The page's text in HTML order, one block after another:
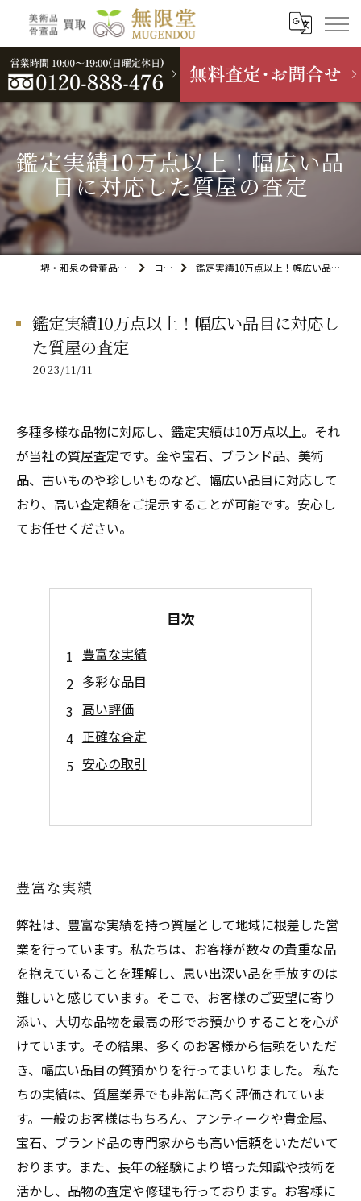
鑑定実績10万点以上！幅広い品
目に対応した質屋の査定
堺・和泉の骨董品買取なら無限堂 コラム 鑑定実績10万点以上！幅広い品目に対応した質屋の査定
鑑定実績10万点以上！幅広い品目に対応し
た質屋の査定
2023/11/11
多種多様な品物に対応し、鑑定実績は10万点以上。それ
が当社の質屋査定です。金や宝石、ブランド品、美術
品、古いものや珍しいものなど、幅広い品目に対応して
おり、高い査定額をご提示することが可能です。安心し
てお任せください。
目次
豊富な実績
多彩な品目
高い評価
正確な査定
安心の取引
豊富な実績
弊社は、豊富な実績を持つ質屋として地域に根差した営
業を行っています。私たちは、お客様が数々の貴重な品
を抱えていることを理解し、思い出深い品を手放すのは
難しいと感じています。そこで、お客様のご要望に寄り
添い、大切な品物を最高の形でお預かりすることを心が
けています。その結果、多くのお客様から信頼をいただ
き、幅広い品目の質預かりを行ってまいりました。 私た
ちの実績は、質屋業界でも非常に高く評価されていま
す。一般のお客様はもちろん、アンティークや貴金属、
宝石、ブランド品の専門家からも高い信頼をいただいて
おります。また、長年の経験により培った知識や技術を
活かし、品物の査定や修理も行っております。お客様に